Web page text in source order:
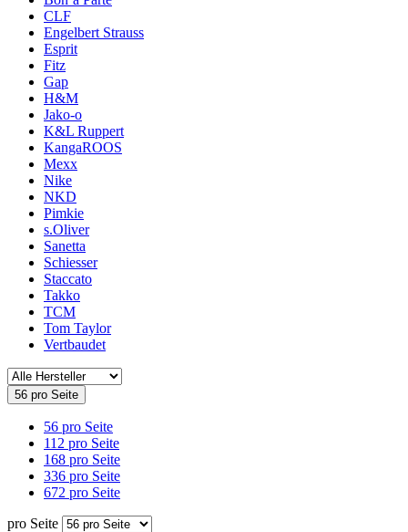
CLF
Engelbert Strauss
Esprit
Fitz
Gap
H&M
Jako-o
K&L Ruppert
KangaROOS
Mexx
Nike
NKD
Pimkie
s.Oliver
Sanetta
Schiesser
Staccato
Takko
TCM
Tom Taylor
Vertbaudet
56 pro Seite
56 pro Seite
112 pro Seite
168 pro Seite
336 pro Seite
672 pro Seite
pro Seite